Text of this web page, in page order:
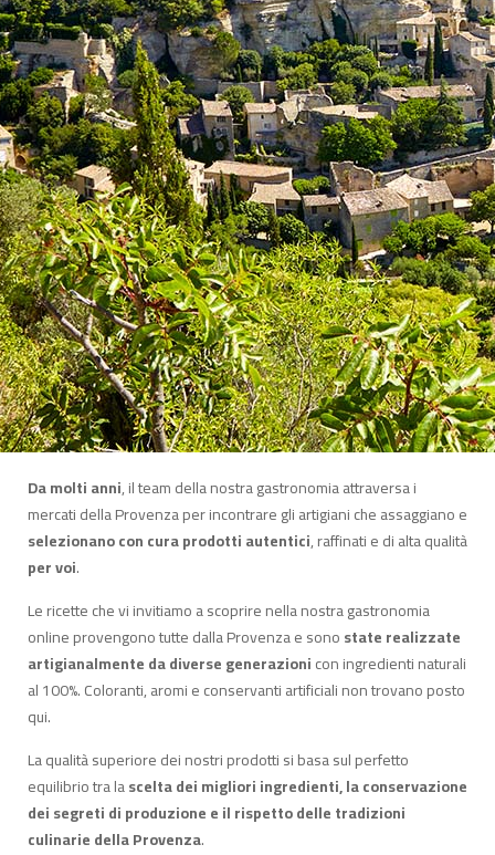
Da molti anni, il team della nostra gastronomia attraversa i
mercati della Provenza per incontrare gli artigiani che assaggiano e
selezionano con cura prodotti autentici, raffinati e di alta qualità
per voi.
Le ricette che vi invitiamo a scoprire nella nostra gastronomia
online provengono tutte dalla Provenza e sonostate realizzate
artigianalmente da diverse generazionicon ingredienti naturali
al 100%. Coloranti, aromi e conservanti artificiali non trovano posto
qui.
La qualità superiore dei nostri prodotti si basa sul perfetto
equilibrio tra lascelta dei migliori ingredienti, la conservazione
dei segreti di produzione e il rispetto delle tradizioni
culinarie della Provenza.